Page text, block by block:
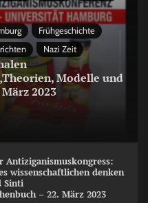
Frühgeschichte
Nazi Zeit
Modelle und
2023
wissenschaftlichen denken
Sinti
– 22. März 2023